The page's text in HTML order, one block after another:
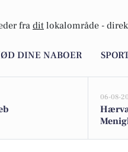
fra dit lokalområde -
DINE NABOER
06-08-